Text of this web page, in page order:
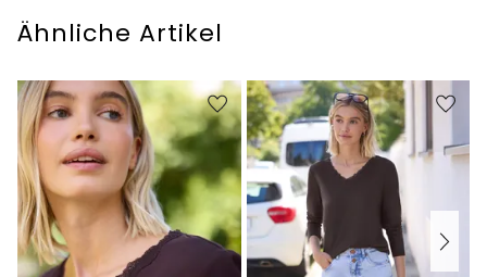
Ähnliche Artikel